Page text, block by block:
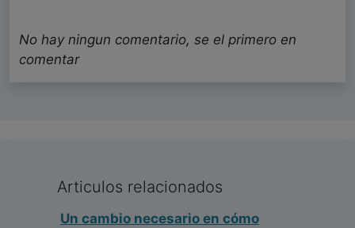
No hay ningun comentario, se el primero en
comentar
Articulos relacionados
Un cambio necesario en cómo